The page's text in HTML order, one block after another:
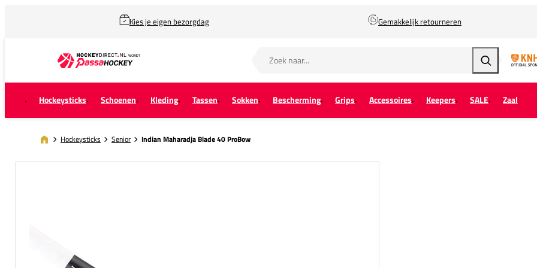
Kies je eigen bezorgdag Gemakkelijk retourneren
Zoeken
Hockeysticks Schoenen Kleding Tassen Sokken Bescherming Grips Accessoires Keepers SALE Zaal
Hockeysticks Senior Indian Maharadja Blade 40 ProBow